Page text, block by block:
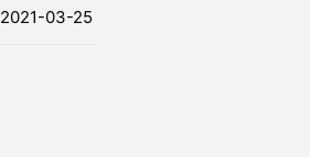
2021-03-25